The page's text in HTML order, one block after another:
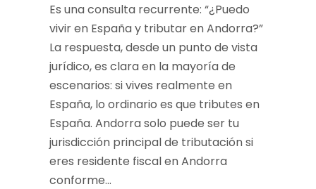
Es una consulta recurrente: “¿Puedo
vivir en España y tributar en Andorra?”
La respuesta, desde un punto de vista
jurídico, es clara en la mayoría de
escenarios: si vives realmente en
España, lo ordinario es que tributes en
España. Andorra solo puede ser tu
jurisdicción principal de tributación si
eres residente fiscal en Andorra
conforme...